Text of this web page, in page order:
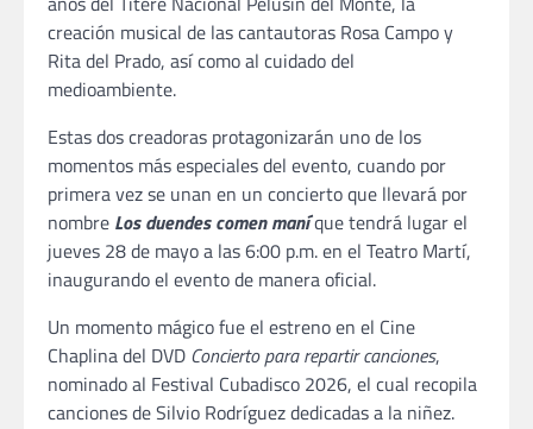
creación musical de las cantautoras Rosa Campo y
Rita del Prado, así como al cuidado del
medioambiente.
Estas dos creadoras protagonizarán uno de los
momentos más especiales del evento, cuando por
primera vez se unan en un concierto que llevará por
nombre Los duendes comen maníque tendrá lugar el
jueves 28 de mayo a las 6:00 p.m. en el Teatro Martí,
inaugurando el evento de manera oficial.
Un momento mágico fue el estreno en el Cine
Chaplina del DVD Concierto para repartir canciones,
nominado al Festival Cubadisco 2026, el cual recopila
canciones de Silvio Rodríguez dedicadas a la niñez.